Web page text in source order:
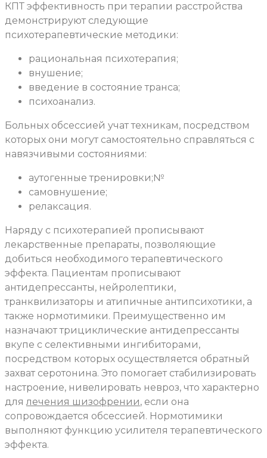
КПТ эффективность при терапии расстройства
демонстрируют следующие
психотерапевтические методики:
рациональная психотерапия;
внушение;
введение в состояние транса;
психоанализ.
Больных обсессией учат техникам, посредством
которых они могут самостоятельно справляться с
навязчивыми состояниями:
аутогенные тренировки;№
самовнушение;
релаксация.
Наряду с психотерапией прописывают
лекарственные препараты, позволяющие
добиться необходимого терапевтического
эффекта. Пациентам прописывают
антидепрессанты, нейролептики,
транквилизаторы и атипичные антипсихотики, а
также нормотимики. Преимущественно им
назначают трициклические антидепрессанты
вкупе с селективными ингибиторами,
посредством которых осуществляется обратный
захват серотонина. Это помогает стабилизировать
настроение, нивелировать невроз, что характерно
длялечения шизофрении, если она
сопровождается обсессией. Нормотимики
выполняют функцию усилителя терапевтического
эффекта.